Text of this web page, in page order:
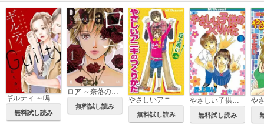
無料試し読み
ロア ～奈落のヒロイン～
無料試し読み
無料試し読み
やさしい子供のつくりかた
無料試し読み